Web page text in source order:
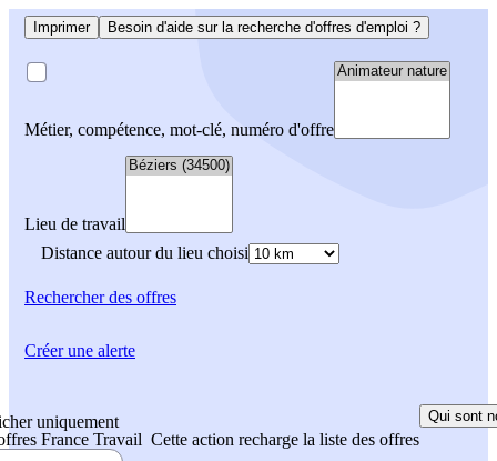
Imprimer Besoin d'aide sur la recherche d'offres d'emploi ?
Métier, compétence, mot-clé, numéro d'offre
Lieu de travail
Distance autour du lieu choisi
Rechercherdes offres
uniquement
France Travail Cette action recharge la liste des offres
Qui sont
Créer une alerte